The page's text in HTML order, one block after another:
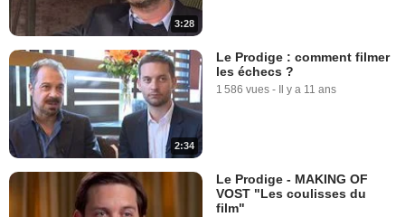
3:28
2:34
Le Prodige : comment filmer
les échecs ?
1 586 vues - Il y a 11 ans
Le Prodige - MAKING OF
VOST "Les coulisses du
film"